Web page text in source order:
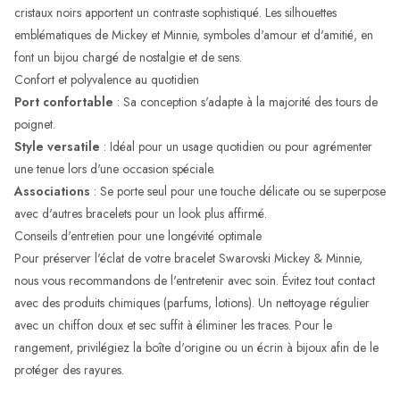
cristaux noirs apportent un contraste sophistiqué. Les silhouettes
emblématiques de Mickey et Minnie, symboles d'amour et d'amitié, en
font un bijou chargé de nostalgie et de sens.
Confort et polyvalence au quotidien
Port confortable : Sa conception s'adapte à la majorité des tours de
poignet.
Style versatile : Idéal pour un usage quotidien ou pour agrémenter
une tenue lors d'une occasion spéciale.
Associations : Se porte seul pour une touche délicate ou se superpose
avec d'autres bracelets pour un look plus affirmé.
Conseils d'entretien pour une longévité optimale
Pour préserver l'éclat de votre bracelet Swarovski Mickey & Minnie,
nous vous recommandons de l'entretenir avec soin. Évitez tout contact
avec des produits chimiques (parfums, lotions). Un nettoyage régulier
avec un chiffon doux et sec suffit à éliminer les traces. Pour le
rangement, privilégiez la boîte d'origine ou un écrin à bijoux afin de le
protéger des rayures.